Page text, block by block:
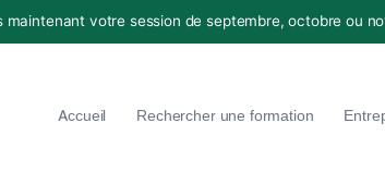
votre session de septembre, octobre ou
Accueil Rechercher une formation